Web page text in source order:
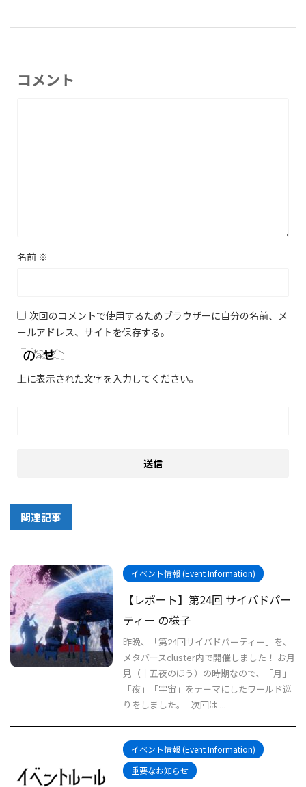
コメント
名前 ※
次回のコメントで使用するためブラウザーに自分の名前、メ
ールアドレス、サイトを保存する。
上に表示された文字を入力してください。
関連記事
イベント情報 (Event Information)
【レポート】第24回 サイバドパー
ティー の様子
昨晩、「第24回サイバドパーティー」を、
メタバースcluster内で開催しました！ お月
見（十五夜のほう）の時期なので、「月」
「夜」「宇宙」をテーマにしたワールド巡
りをしました。 次回は ...
イベント情報 (Event Information)
重要なお知らせ